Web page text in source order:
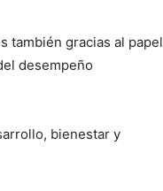
también gracias al papel
desempeño
bienestar y